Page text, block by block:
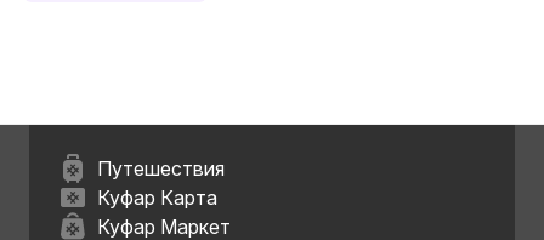
Путешествия
Куфар Карта
Куфар Маркет